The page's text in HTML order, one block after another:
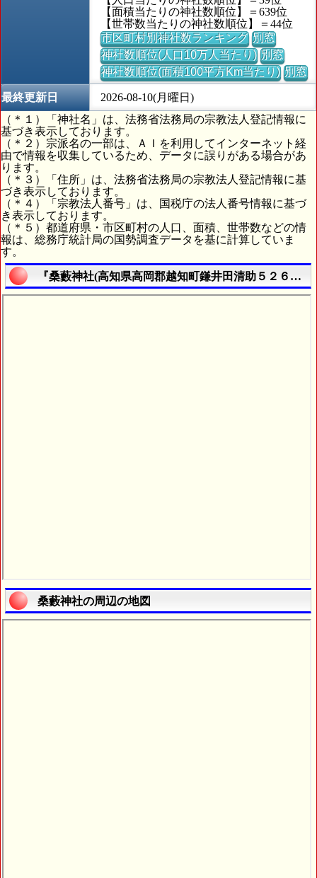
【面積当たりの神社数順位】＝639位
【世帯数当たりの神社数順位】＝44位
市区町村別神社数ランキング 別窓
神社数順位(人口10万人当たり) 別窓
神社数順位(面積100平方Km当たり) 別窓
最終更新日
2026-08-10(月曜日)
（＊１）「神社名」は、法務省法務局の宗教法人登記情報に
基づき表示しております。
（＊２）宗派名の一部は、ＡＩを利用してインターネット経
由で情報を収集しているため、データに誤りがある場合があ
ります。
（＊３）「住所」は、法務省法務局の宗教法人登記情報に基
づき表示しております。
（＊４）「宗教法人番号」は、国税庁の法人番号情報に基づ
き表示しております。
（＊５）都道府県・市区町村の人口、面積、世帯数などの情
報は、総務庁統計局の国勢調査データを基に計算していま
す。
『桑藪神社(高知県高岡郡越知町鎌井田清助５２６番
桑藪神社の周辺の地図